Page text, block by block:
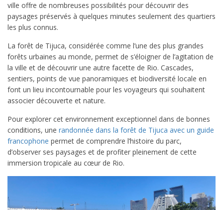
ville offre de nombreuses possibilités pour découvrir des
paysages préservés à quelques minutes seulement des quartiers
les plus connus.
La forêt de Tijuca, considérée comme l’une des plus grandes
forêts urbaines au monde, permet de s’éloigner de l’agitation de
la ville et de découvrir une autre facette de Rio. Cascades,
sentiers, points de vue panoramiques et biodiversité locale en
font un lieu incontournable pour les voyageurs qui souhaitent
associer découverte et nature.
Pour explorer cet environnement exceptionnel dans de bonnes
conditions, une randonnée dans la forêt de Tijuca avec un guide
francophone permet de comprendre l’histoire du parc,
d’observer ses paysages et de profiter pleinement de cette
immersion tropicale au cœur de Rio.